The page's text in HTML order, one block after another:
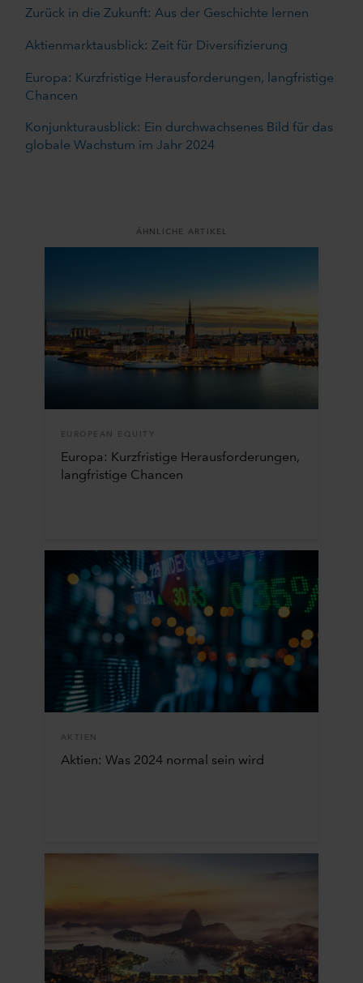
Zurück in die Zukunft: Aus der Geschichte lernen
Aktienmarktausblick: Zeit für Diversifizierung
Europa: Kurzfristige Herausforderungen, langfristige
Chancen
Konjunkturausblick: Ein durchwachsenes Bild für das
globale Wachstum im Jahr 2024
ÄHNLICHE ARTIKEL
EUROPEAN EQUITY
Europa: Kurzfristige Herausforderungen,
langfristige Chancen
AKTIEN
Aktien: Was 2024 normal sein wird